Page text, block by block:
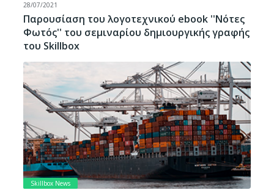
28/07/2021
Παρουσίαση του λογοτεχνικού ebook ''Νότες
Φωτός'' του σεμιναρίου δημιουργικής γραφής
του Skillbox
Skillbox News